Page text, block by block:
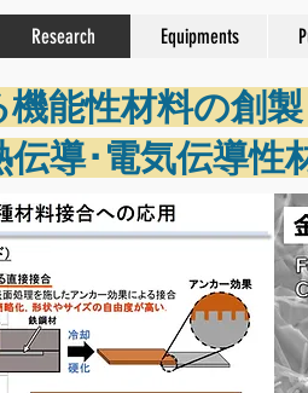
Research Equipments
能性材料の創製
伝導･電気伝導